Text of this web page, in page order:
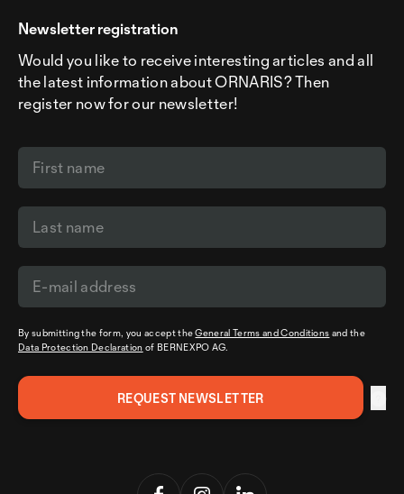
Newsletter registration
Would you like to receive interesting articles and all
the latest information about ORNARIS? Then
register now for our newsletter!
By submitting the form, you accept theGeneral Terms and Conditions and the
Data Protection Declaration of BERNEXPO AG.